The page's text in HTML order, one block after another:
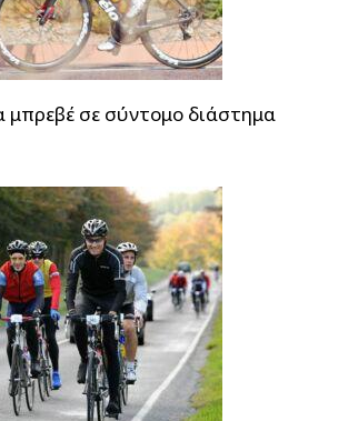
μπρεβέ σε σύντομο διάστημα